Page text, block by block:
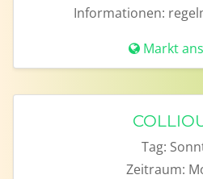
Informationen:
Markt
Tag:
Zeitraum: